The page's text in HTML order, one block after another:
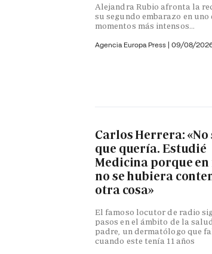
Alejandra Rubio afronta la
su segundo embarazo en uno
momentos más intensos...
Agencia Europa Press | 09/08/
Carlos Herrera: «No
que quería. Estudié
Medicina porque en
no se hubiera
otra cosa»
El famoso locutor de radio
pasos en el ámbito de la
padre, un dermatólogo que
cuando este tenía 11 años